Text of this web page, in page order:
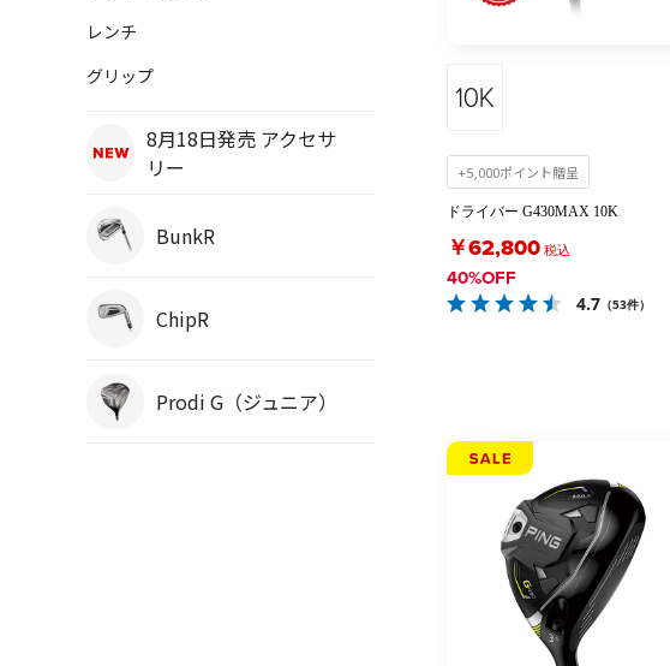
レンチ
グリップ
8月18日発売 アクセサ
リー
BunkR
ChipR
Prodi G（ジュニア）
+5,000ポイント贈呈
ドライバー G430MAX 10K
￥62,800税込
40%OFF
4.7 （53件）